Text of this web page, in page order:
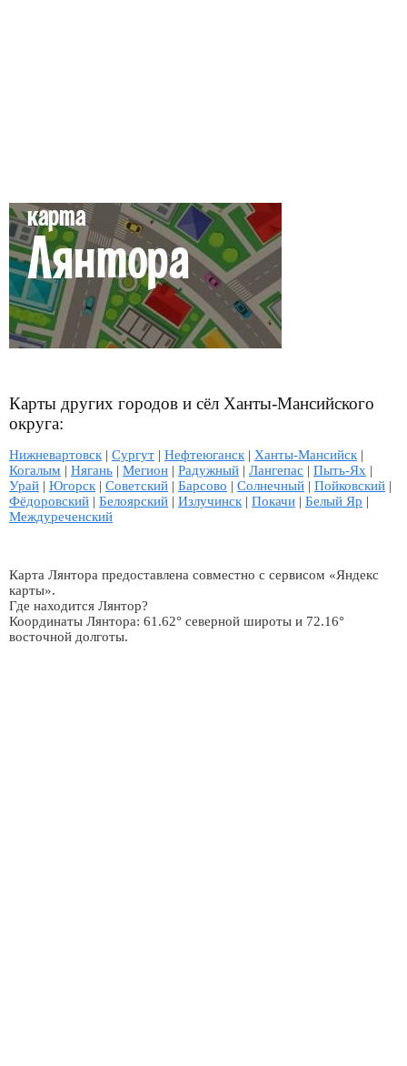
Карты других городов и сёл Ханты-Мансийского
округа:
Нижневартовск| Сургут | Нефтеюганск| Ханты-Мансийск|
Когалым | Нягань | Мегион | Радужный | Лангепас | Пыть-Ях |
Урай | Югорск| Советский | Барсово | Солнечный | Пойковский |
Фёдоровский | Белоярский | Излучинск| Покачи | Белый Яр |
Междуреченский
Карта Лянтора предоставлена совместно с сервисом «Яндекс
карты».
Где находится Лянтор?
Координаты Лянтора: 61.62° северной широты и 72.16°
восточной долготы.